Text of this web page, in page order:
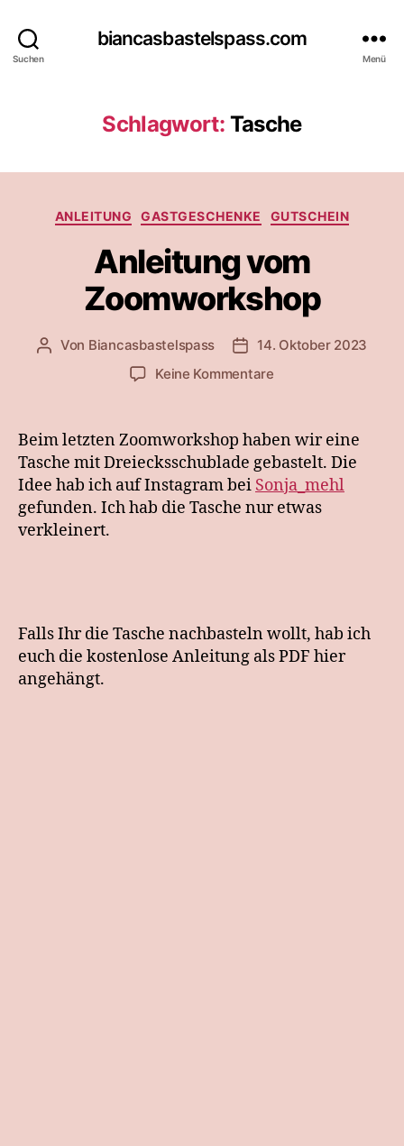
Suchen
biancasbastelspass.com
Menü
Schlagwort: Tasche
Kategorien
ANLEITUNG GASTGESCHENKE GUTSCHEIN
Anleitung vom
Zoomworkshop
Beitragsautor
Von Biancasbastelspass Beitragsdatum
14. Oktober 2023
Keine Kommentarezu
Zoomworkshop
Beim letzten Zoomworkshop haben wir eine
Tasche mit Dreiecksschublade gebastelt. Die
Idee hab ich auf Instagram bei Sonja_mehl
gefunden. Ich hab die Tasche nur etwas
verkleinert.
Falls Ihr die Tasche nachbasteln wollt, hab ich
euch die kostenlose Anleitung als PDF hier
angehängt.